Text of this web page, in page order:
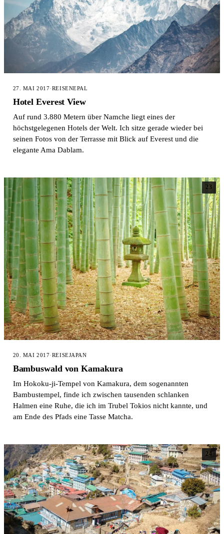
27. MAI 2017·REISENEPAL
Hotel Everest View
Auf rund 3.880 Metern über Namche liegt eines der
höchstgelegenen Hotels der Welt. Ich sitze gerade wieder bei
seinen Fotos von der Terrasse mit Blick auf Everest und die
elegante Ama Dablam.
23
20. MAI 2017·REISEJAPAN
Bambuswald von Kamakura
Im Hokoku-ji-Tempel von Kamakura, dem sogenannten
Bambustempel, finde ich zwischen tausenden schlanken
Halmen eine Ruhe, die ich im Trubel Tokios nicht kannte, und
am Ende des Pfads eine Tasse Matcha.
24